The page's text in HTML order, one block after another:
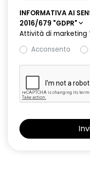
INFORMATIVA AI
2016/679 "GDPR"
Attività di marketing
Acconsento